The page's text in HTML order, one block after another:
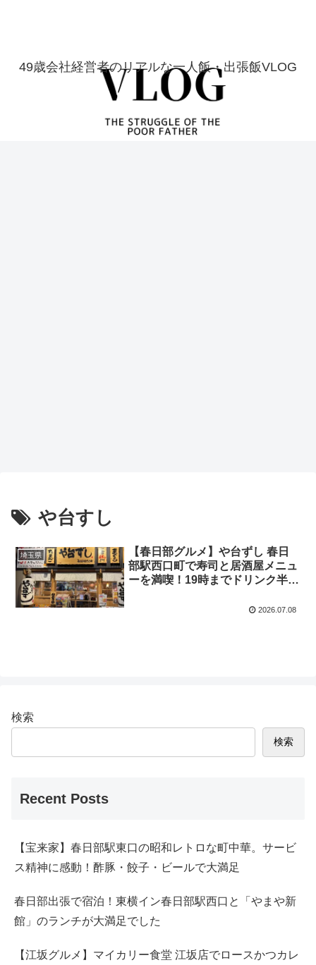
49歳会社経営者のリアルな一人飯・出張飯VLOG
や台すし
埼玉県
【春日部グルメ】や台ずし 春日
部駅西口町で寿司と居酒屋メニュ
ーを満喫！19時までドリンク半額
2026.07.08
検索
検索
Recent Posts
【宝来家】春日部駅東口の昭和レトロな町中華。サービ
ス精神に感動！酢豚・餃子・ビールで大満足
春日部出張で宿泊！東横イン春日部駅西口と「やまや新
館」のランチが大満足でした
【江坂グルメ】マイカリー食堂 江坂店でロースかつカレ